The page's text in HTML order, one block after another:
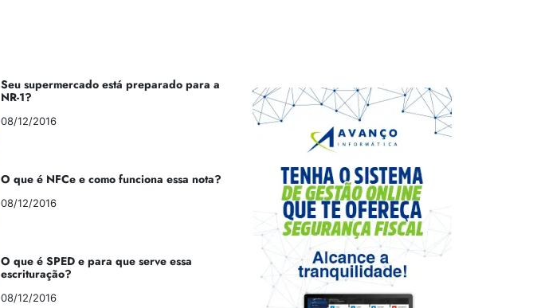
Seu supermercado está preparado para a
NR-1?
08/12/2016
O que é NFCe e como funciona essa nota?
08/12/2016
O que é SPED e para que serve essa
escrituração?
08/12/2016